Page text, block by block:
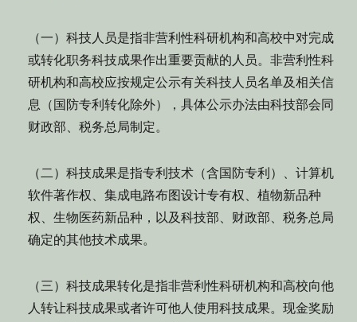
（一）科技人员是指非营利性科研机构和高校中对完成
或转化职务科技成果作出重要贡献的人员。非营利性科
研机构和高校应按规定公示有关科技人员名单及相关信
息（国防专利转化除外），具体公示办法由科技部会同
财政部、税务总局制定。
（二）科技成果是指专利技术（含国防专利）、计算机
软件著作权、集成电路布图设计专有权、植物新品种
权、生物医药新品种，以及科技部、财政部、税务总局
确定的其他技术成果。
（三）科技成果转化是指非营利性科研机构和高校向他
人转让科技成果或者许可他人使用科技成果。现金奖励